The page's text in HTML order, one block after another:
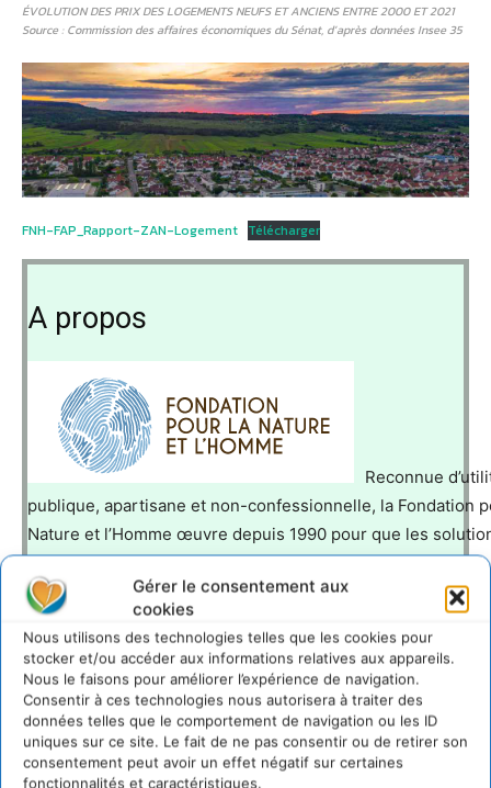
Gérer le consentement aux
cookies
Nous utilisons des technologies telles que les cookies pour
stocker et/ou accéder aux informations relatives aux appareils.
Nous le faisons pour améliorer l’expérience de navigation.
Consentir à ces technologies nous autorisera à traiter des
données telles que le comportement de navigation ou les ID
uniques sur ce site. Le fait de ne pas consentir ou de retirer son
consentement peut avoir un effet négatif sur certaines
fonctionnalités et caractéristiques.
ÉVOLUTION DES PRIX DES LOGEMENTS NEUFS ET ANCIENS ENTRE 2000 ET 2021
Source : Commission des affaires économiques du Sénat, d’après données Insee 35
FNH-FAP_Rapport-ZAN-Logement Télécharger
A propos
Reconnue
publique, apartisane et non-confessionnelle, la Fondation
Nature et l’Homme œuvre depuis 1990 pour que les
écologiques deviennent la norme de nos vies, sans laisser
personne de côté. En plaçant l’humain au cœur de ses
lève les blocages économiques,
politiques, psychologiques et sociaux qui entravent cet
seul choix d’avenir. Pour y parvenir, la Fondation démontre
pour le climat et la biodiversité est dans l’intérêt de tous.
conseil scientifique et ses partenaires, elle propose à
qui ont le pouvoir d’agir, des décideurs politiques aux